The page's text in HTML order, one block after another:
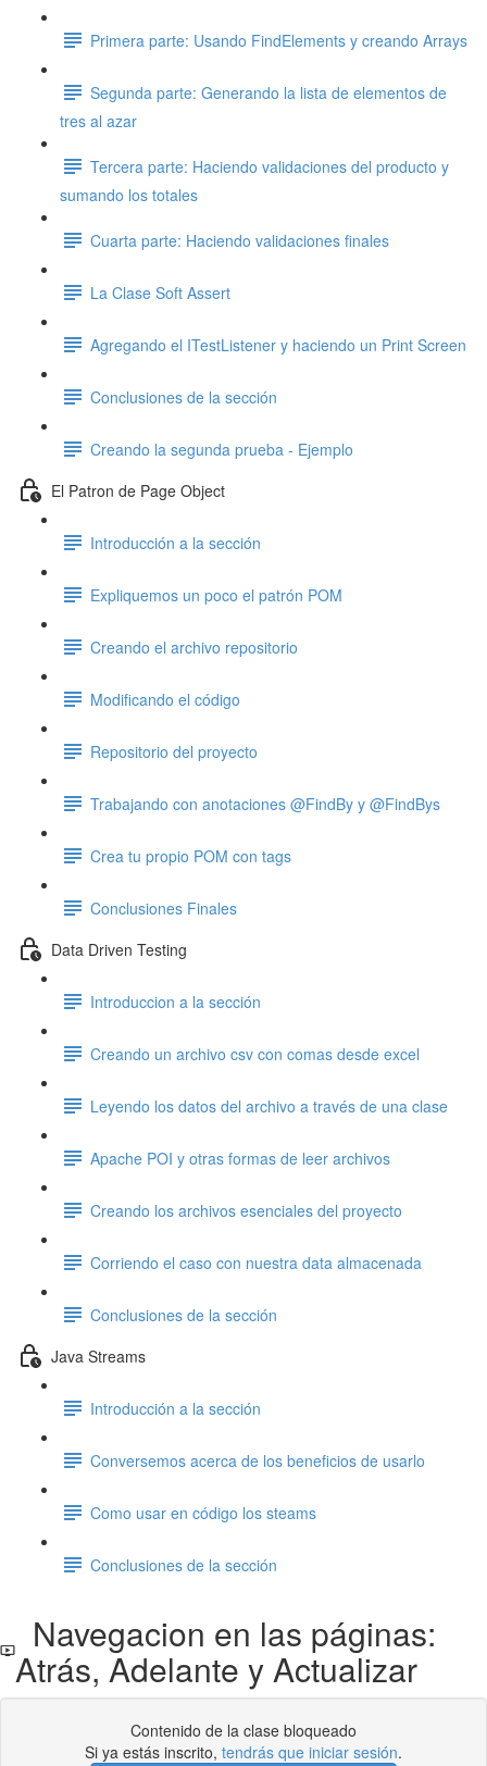
Primera parte: Usando FindElements y creando Arrays
Segunda parte: Generando la lista de elementos de
tres al azar
Tercera parte: Haciendo validaciones del producto y
sumando los totales
Cuarta parte: Haciendo validaciones finales
La Clase Soft Assert
Agregando el ITestListener y haciendo un Print Screen
Conclusiones de la sección
Creando la segunda prueba - Ejemplo
El Patron de Page Object
Introducción a la sección
Expliquemos un poco el patrón POM
Creando el archivo repositorio
Modificando el código
Repositorio del proyecto
Trabajando con anotaciones @FindBy y @FindBys
Crea tu propio POM con tags
Conclusiones Finales
Data Driven Testing
Introduccion a la sección
Creando un archivo csv con comas desde excel
Leyendo los datos del archivo a través de una clase
Apache POI y otras formas de leer archivos
Creando los archivos esenciales del proyecto
Corriendo el caso con nuestra data almacenada
Conclusiones de la sección
Java Streams
Introducción a la sección
Conversemos acerca de los beneficios de usarlo
Como usar en código los steams
Conclusiones de la sección
Navegacion en las páginas:
Atrás, Adelante y Actualizar
Contenido de la clase bloqueado
Si ya estás inscrito, tendrás que iniciar sesión.